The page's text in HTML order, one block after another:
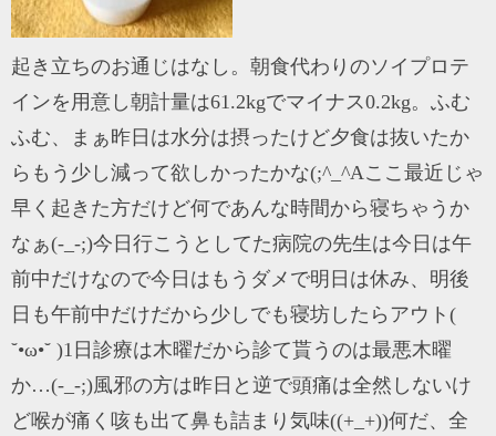
起き立ちのお通じはなし。朝食代わりのソイプロテ
インを用意し朝計量は61.2kgでマイナス0.2kg。ふむ
ふむ、まぁ昨日は水分は摂ったけど夕食は抜いたか
らもう少し減って欲しかったかな(;^_^Aここ最近じゃ
早く起きた方だけど何であんな時間から寝ちゃうか
なぁ(-_-;)今日行こうとしてた病院の先生は今日は午
前中だけなので今日はもうダメで明日は休み、明後
日も午前中だけだから少しでも寝坊したらアウト(
˘•ω•˘ )1日診療は木曜だから診て貰うのは最悪木曜
か…(-_-;)風邪の方は昨日と逆で頭痛は全然しないけ
ど喉が痛く咳も出て鼻も詰まり気味((+_+))何だ、全